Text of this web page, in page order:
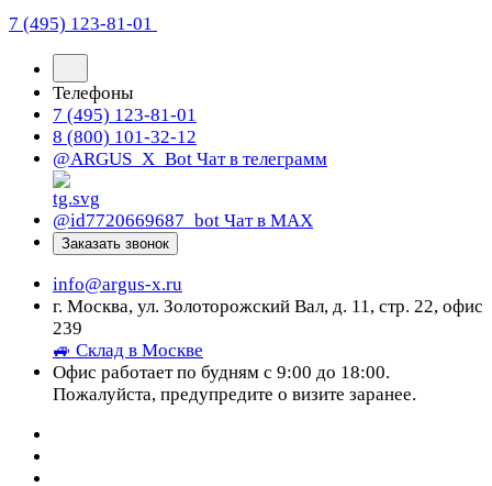
7 (495) 123-81-01
Телефоны
7 (495) 123-81-01
8 (800) 101-32-12
@ARGUS_X_Bot Чат в телеграмм
@id7720669687_bot Чат в МАХ
Заказать звонок
info@argus-x.ru
г. Москва, ул. Золоторожский Вал, д. 11, стр. 22, офис
239
🚙 Склад в Москве
Офис работает по будням с 9:00 до 18:00.
Пожалуйста, предупредите о визите заранее.